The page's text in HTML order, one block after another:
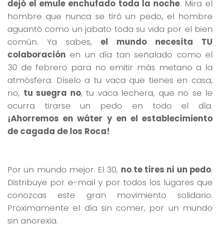
dejó el emule enchufado toda la noche. Mira el
hombre que nunca se tiró un pedo, el hombre
aguantó como un jabato toda su vida por el bien
común. Ya sabes, el mundo necesita TU
colaboración en un día tan señalado como el
30 de febrero para no emitir más metano a la
atmósfera. Díselo a tu vaca que tienes en casa,
no, tu suegra no, tu vaca lechera, que no se le
ocurra tirarse un pedo en todo el día.
¡Ahorremos en wáter y en el establecimiento
de cagada de los Roca!
Por un mundo mejor. El 30, no te tires ni un pedo.
Distribuye por e-mail y por todos los lugares que
conozcas este gran movimiento solidario.
Proximamente el día sin comer, por un mundo
sin anorexia.